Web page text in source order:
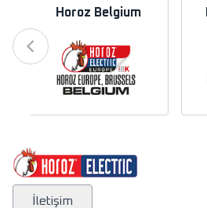
Horoz Belgium
İletişim